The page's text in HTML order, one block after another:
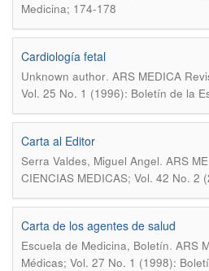
Medicina; 174-178
Cardiología fetal
Unknown author. ARS MEDICA
Vol. 25 No. 1 (1996): Boletín de la
Carta al Editor
Serra Valdes, Miguel Angel. ARS
CIENCIAS MEDICAS; Vol. 42 No. 2
Carta de los agentes de salud
Escuela de Medicina, Boletín. ARS
Médicas; Vol. 27 No. 1 (1998):